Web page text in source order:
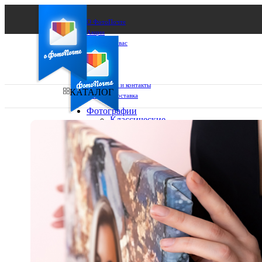
О ФотоПочте
Акции
Сделаем за вас
Бизнесу
FAQ
Франшиза
Поддержка и контакты
Оплата и доставка
Ваш город:
Ваш регион доставки
Выберите из списка:
КАТАЛОГ
Фотографии
Классические
10х15
13х18
15х15
15х20
20х20
20х30
30х30
30х40
А4
Фото